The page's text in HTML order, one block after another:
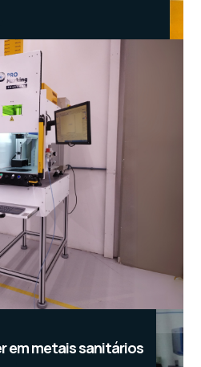
em metais sanitários